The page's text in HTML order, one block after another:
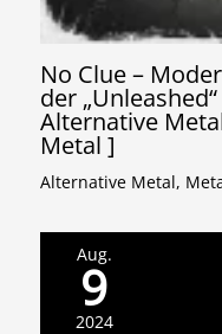
No Clue –
der
Alternative
Metal ]
Alternative Metal,
Aug.
9
2024